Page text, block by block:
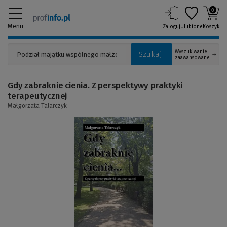
Menu
Szukaj
Wyszukiwanie
zaawansowane
ZalogujUlubione
0
Koszyk
(Link
do
strony)
Gdy zabraknie cienia. Z perspektywy praktyki
terapeutycznej
Małgorzata Talarczyk